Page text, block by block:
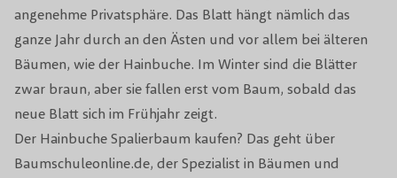
angenehme Privatsphäre. Das Blatt hängt nämlich das
ganze Jahr durch an den Ästen und vor allem bei älteren
Bäumen, wie der Hainbuche. Im Winter sind die Blätter
zwar braun, aber sie fallen erst vom Baum, sobald das
neue Blatt sich im Frühjahr zeigt.
Der Hainbuche Spalierbaum kaufen? Das geht über
Baumschuleonline.de, der Spezialist in Bäumen und
Windbeständigkeit Gut
Winterhärte Gut
Verwendung
Topf/Wurzelbal/kahler Wurzel Topf/Wurzelbal